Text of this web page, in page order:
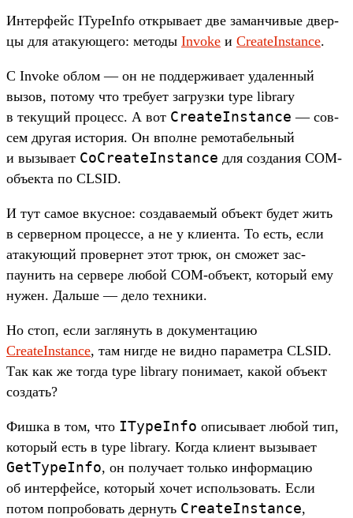
Ин­терфейс ITypeInfo откры­вает две заман­чивые двер­
цы для ата­кующе­го: методы Invoke и CreateInstance.
С Invoke облом — он не под­держи­вает уда­лен­ный
вызов, потому что тре­бует заг­рузки type library
в текущий про­цесс. А вот CreateInstance — сов­
сем дру­гая исто­рия. Он впол­не ремота­бель­ный
и вызыва­ет CoCreateInstance для соз­дания COM-
объ­екта по CLSID.
И тут самое вкус­ное: соз­дава­емый объ­ект будет жить
в сер­верном про­цес­се, а не у кли­ента. То есть, если
ата­кующий про­вер­нет этот трюк, он смо­жет зас­
паунить на сер­вере любой COM-объ­ект, который ему
нужен. Даль­ше — дело тех­ники.
Но стоп, если заг­лянуть в докумен­тацию
CreateInstance, там ниг­де не вид­но парамет­ра CLSID.
Так как же тог­да type library понима­ет, какой объ­ект
соз­дать?
Фиш­ка в том, что ITypeInfo опи­сыва­ет любой тип,
который есть в type library. Ког­да кли­ент вызыва­ет
GetTypeInfo, он получа­ет толь­ко информа­цию
об интерфей­се, который хочет исполь­зовать. Если
потом поп­робовать дер­нуть CreateInstance,